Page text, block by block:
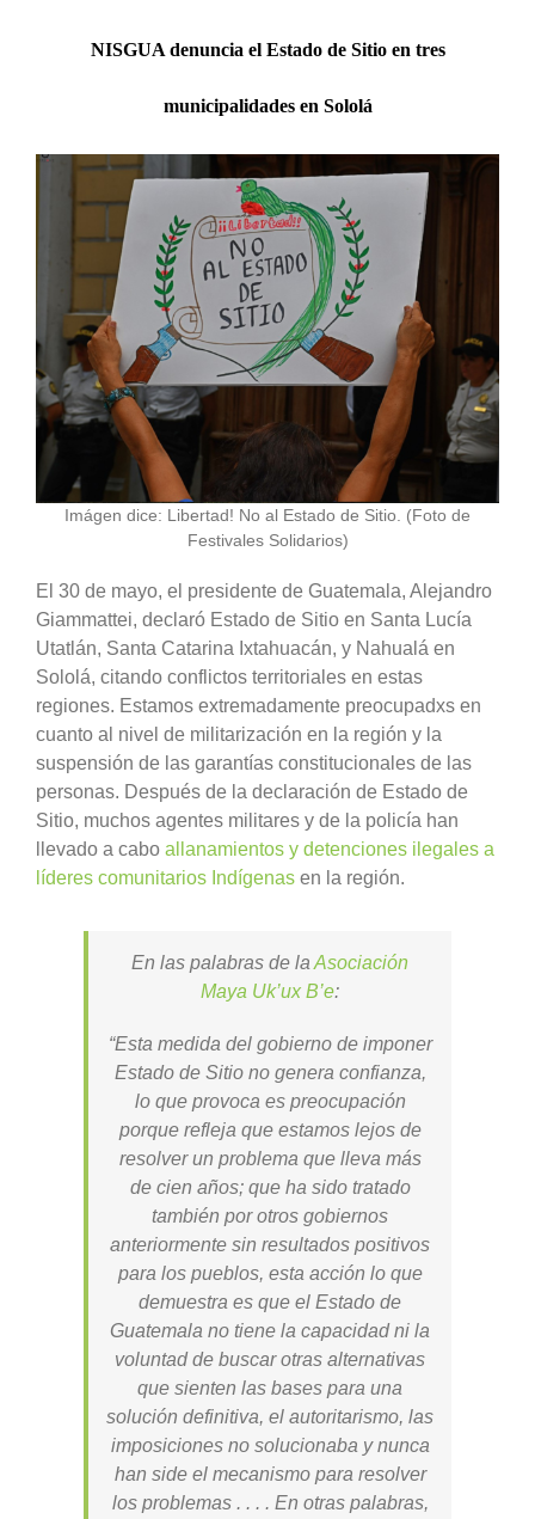
NISGUA denuncia el Estado de Sitio en tres
municipalidades en Sololá
Imágen dice: Libertad! No al Estado de Sitio. (Foto de
Festivales Solidarios)
El 30 de mayo, el presidente de Guatemala, Alejandro
Giammattei, declaró Estado de Sitio en Santa Lucía
Utatlán, Santa Catarina Ixtahuacán, y Nahualá en
Sololá, citando conflictos territoriales en estas
regiones. Estamos extremadamente preocupadxs en
cuanto al nivel de militarización en la región y la
suspensión de las garantías constitucionales de las
personas. Después de la declaración de Estado de
Sitio, muchos agentes militares y de la policía han
llevado a cabo allanamientos y detenciones ilegales a
líderes comunitarios Indígenas en la región.
En las palabras de la Asociación
Maya Uk’ux B’e:
“Esta medida del gobierno de imponer
Estado de Sitio no genera confianza,
lo que provoca es preocupación
porque refleja que estamos lejos de
resolver un problema que lleva más
de cien años; que ha sido tratado
también por otros gobiernos
anteriormente sin resultados positivos
para los pueblos, esta acción lo que
demuestra es que el Estado de
Guatemala no tiene la capacidad ni la
voluntad de buscar otras alternativas
que sienten las bases para una
solución definitiva, el autoritarismo, las
imposiciones no solucionaba y nunca
han side el mecanismo para resolver
los problemas . . . . En otras palabras,